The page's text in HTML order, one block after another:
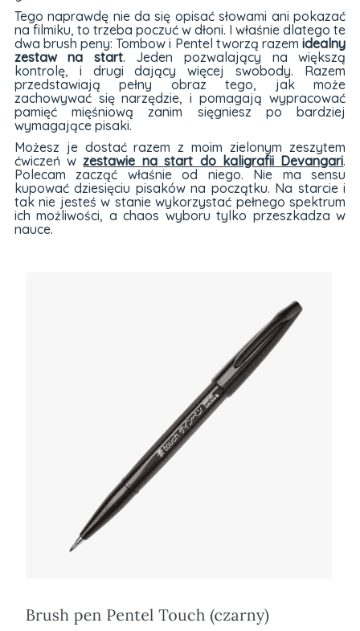
Tego naprawdę nie da się opisać słowami ani pokazać
na filmiku, to trzeba poczuć w dłoni. I właśnie dlatego te
dwa brush peny: Tombow i Pentel tworzą razemidealny
zestaw na start. Jeden pozwalający na większą
kontrolę, i drugi dający więcej swobody. Razem
przedstawiają pełny obraz tego, jak może
zachowywać się narzędzie, i pomagają wypracować
pamięć mięśniową zanim sięgniesz po bardziej
wymagające pisaki.
Możesz je dostać razem z moim zielonym zeszytem
ćwiczeń wzestawie na start do kaligrafii Devangari.
Polecam zacząć właśnie od niego. Nie ma sensu
kupować dziesięciu pisaków na początku. Na starcie i
tak nie jesteś w stanie wykorzystać pełnego spektrum
ich możliwości, a chaos wyboru tylko przeszkadza w
nauce.